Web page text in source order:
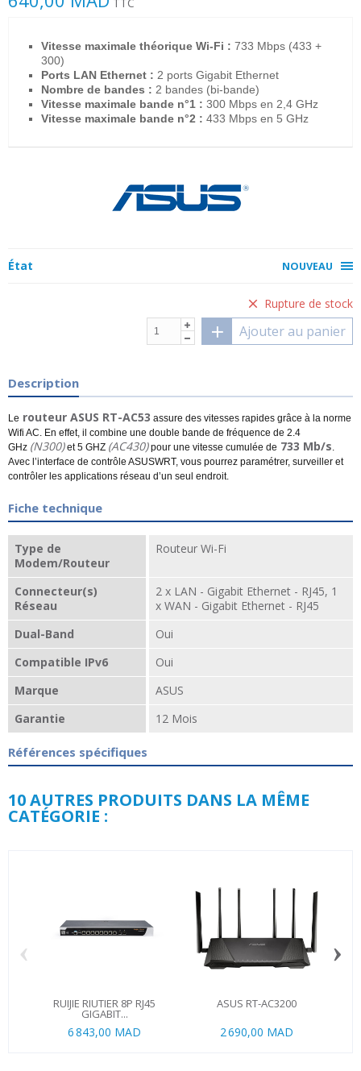
Vitesse maximale théorique Wi-Fi : 733 Mbps (433 +
300)
Ports LAN Ethernet : 2 ports Gigabit Ethernet
Nombre de bandes : 2 bandes (bi-bande)
Vitesse maximale bande n°1 : 300 Mbps en 2,4 GHz
Vitesse maximale bande n°2 : 433 Mbps en 5 GHz
État NOUVEAU
Rupture de stock
Ajouter au panier
Description
Le routeur ASUS RT-AC53 assure des vitesses rapides grâce à la norme
Wifi AC. En effet, il combine une double bande de fréquence de 2.4
GHz (N300) et 5 GHZ (AC430) pour une vitesse cumulée de 733 Mb/s.
Avec l’interface de contrôle ASUSWRT, vous pourrez paramétrer, surveiller et
contrôler les applications réseau d’un seul endroit.
Fiche technique
Type de
Modem/Routeur
Routeur Wi-Fi
Connecteur(s)
Réseau
2 x LAN - Gigabit Ethernet - RJ45, 1
x WAN - Gigabit Ethernet - RJ45
Dual-Band
Oui
Compatible IPv6
Oui
Marque
ASUS
Garantie
12 Mois
Références spécifiques
10 AUTRES PRODUITS DANS LA MÊME
CATÉGORIE :
RUIJIE RIUTIER 8P RJ45
GIGABIT...
6 843,00 MAD
ASUS RT-AC3200
2 690,00 MAD
‹ ›